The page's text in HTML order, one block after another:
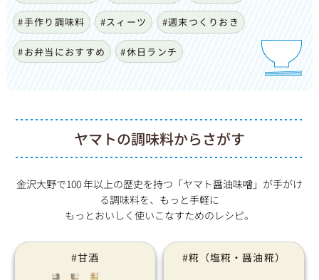
#手作り調味料 #スィーツ #週末つくりおき
#お弁当におすすめ #休日ランチ
ヤマトの調味料からさがす
金沢大野で100 年以上の歴史を持つ「ヤマト醤油味噌」が手がけ
る調味料を、もっと手軽に
もっとおいしく使いこなすためのレシピ。
#甘酒 #糀（塩糀・醤油糀）